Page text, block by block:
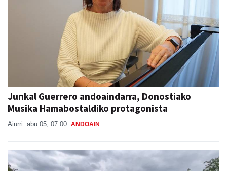
Junkal Guerrero andoaindarra, Donostiako
Musika Hamabostaldiko protagonista
Aiurri abu 05, 07:00 ANDOAIN